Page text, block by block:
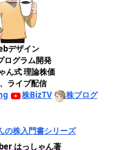
デザイン
ログラム開発
ん式 理論株価
ライブ配信
株BizTV 株ブログ
の株入門書シリーズ
はっしゃん著